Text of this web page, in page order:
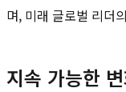
며, 미래 글로벌 리더
지속 가능한